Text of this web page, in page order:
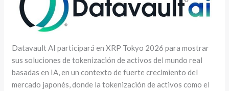
Datavault AI participará en XRP Tokyo 2026 para mostrar
sus soluciones de tokenización de activos del mundo real
basadas en IA, en un contexto de fuerte crecimiento del
mercado japonés, donde la tokenización de activos como el